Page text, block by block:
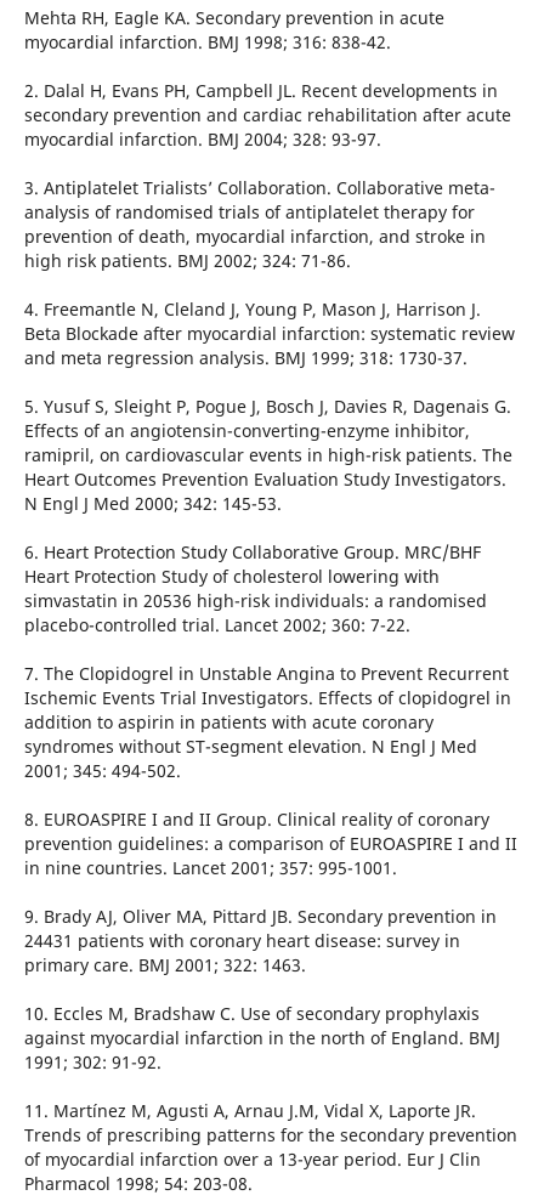
Mehta RH, Eagle KA. Secondary prevention in acute
myocardial infarction. BMJ 1998; 316: 838-42.
2. Dalal H, Evans PH, Campbell JL. Recent developments in
secondary prevention and cardiac rehabilitation after acute
myocardial infarction. BMJ 2004; 328: 93-97.
3. Antiplatelet Trialists’ Collaboration. Collaborative meta-
analysis of randomised trials of antiplatelet therapy for
prevention of death, myocardial infarction, and stroke in
high risk patients. BMJ 2002; 324: 71-86.
4. Freemantle N, Cleland J, Young P, Mason J, Harrison J.
Beta Blockade after myocardial infarction: systematic review
and meta regression analysis. BMJ 1999; 318: 1730-37.
5. Yusuf S, Sleight P, Pogue J, Bosch J, Davies R, Dagenais G.
Effects of an angiotensin-converting-enzyme inhibitor,
ramipril, on cardiovascular events in high-risk patients. The
Heart Outcomes Prevention Evaluation Study Investigators.
N Engl J Med 2000; 342: 145-53.
6. Heart Protection Study Collaborative Group. MRC/BHF
Heart Protection Study of cholesterol lowering with
simvastatin in 20536 high-risk individuals: a randomised
placebo-controlled trial. Lancet 2002; 360: 7-22.
7. The Clopidogrel in Unstable Angina to Prevent Recurrent
Ischemic Events Trial Investigators. Effects of clopidogrel in
addition to aspirin in patients with acute coronary
syndromes without ST-segment elevation. N Engl J Med
2001; 345: 494-502.
8. EUROASPIRE I and II Group. Clinical reality of coronary
prevention guidelines: a comparison of EUROASPIRE I and II
in nine countries. Lancet 2001; 357: 995-1001.
9. Brady AJ, Oliver MA, Pittard JB. Secondary prevention in
24431 patients with coronary heart disease: survey in
primary care. BMJ 2001; 322: 1463.
10. Eccles M, Bradshaw C. Use of secondary prophylaxis
against myocardial infarction in the north of England. BMJ
1991; 302: 91-92.
11. Martínez M, Agusti A, Arnau J.M, Vidal X, Laporte JR.
Trends of prescribing patterns for the secondary prevention
of myocardial infarction over a 13-year period. Eur J Clin
Pharmacol 1998; 54: 203-08.